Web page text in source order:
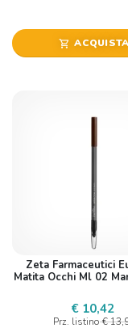
shopping_cart ACQUISTA
Zeta Farmaceutici
Matita Occhi Ml 02
€ 10,42
Prz. listino €